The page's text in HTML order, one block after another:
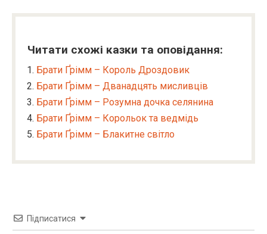
Читати схожі казки та оповідання:
Брати Ґрімм – Король Дроздовик
Брати Ґрімм – Дванадцять мисливців
Брати Ґрімм – Розумна дочка селянина
Брати Ґрімм – Корольок та ведмідь
Брати Ґрімм – Блакитне світло
Підписатися